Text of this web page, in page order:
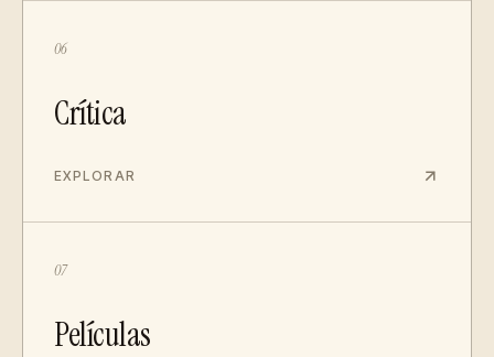
06
Crítica
EXPLORAR
07
Películas